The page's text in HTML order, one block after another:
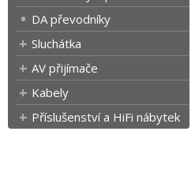
DA převodníky
Sluchátka
AV přijímače
Kabely
Příslušenství a HiFi nábytek